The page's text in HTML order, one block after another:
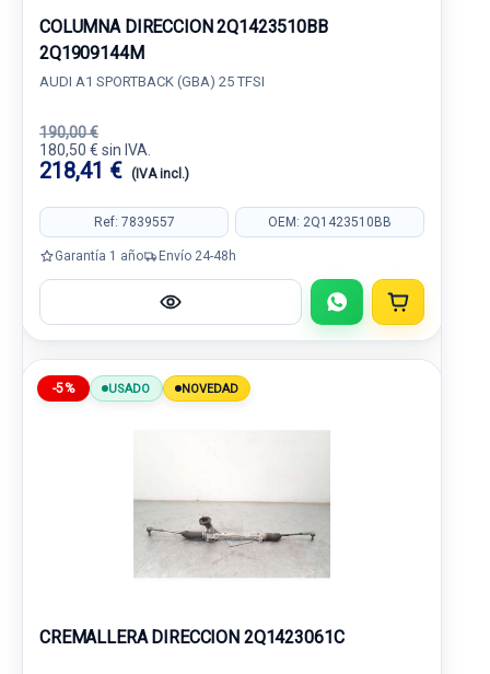
COLUMNA DIRECCION 2Q1423510BB
2Q1909144M
AUDI A1 SPORTBACK (GBA) 25 TFSI
190,00 €
180,50 € sin IVA.
218,41 € (IVA incl.)
Ref: 7839557 OEM: 2Q1423510BB
Garantía 1 año Envío 24-48h
-5% USADO NOVEDAD
CREMALLERA DIRECCION 2Q1423061C